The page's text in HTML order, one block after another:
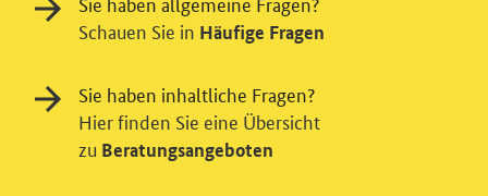
Schauen Sie in Häufige Fragen
Sie haben inhaltliche Fragen?
Hier finden Sie eine Übersicht
zu Beratungsangeboten